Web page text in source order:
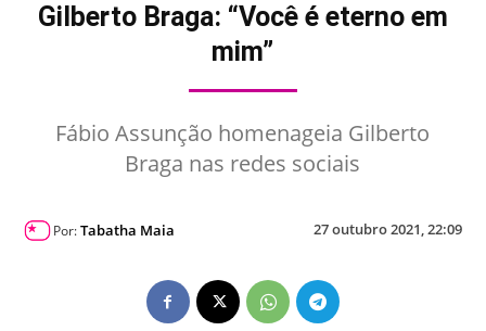
Gilberto Braga: “Você é eterno em
mim”
Fábio Assunção homenageia Gilberto
Braga nas redes sociais
Por:Tabatha Maia 27 outubro 2021, 22:09